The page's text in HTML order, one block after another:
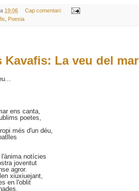
a 19:06
Cap comentari:
Poesia
La veu del mar
ens canta,
poetes,
més d'un déu,
l'ànima notícies
joventut
agror.
xiuxiuejant,
en l'oblit